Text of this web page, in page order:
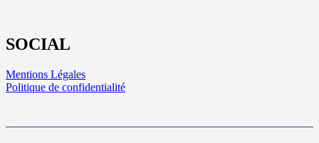
SOCIAL
Mentions Légales
Politique de confidentialité